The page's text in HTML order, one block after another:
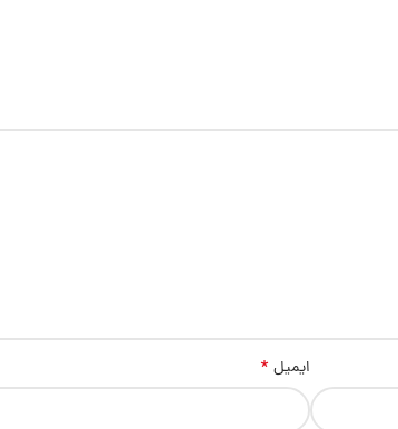
ایمیل *